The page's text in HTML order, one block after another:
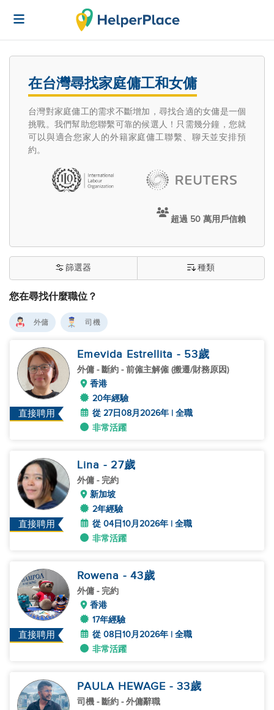
在台灣尋找家庭傭工和女傭
台灣對家庭傭工的需求不斷增加，尋找合適的女傭是一個
挑戰。我們幫助您聯繫可靠的候選人！只需幾分鐘，您就
可以與適合您家人的外籍家庭傭工聯繫、聊天並安排預
約。
超過 50 萬用戶信賴
您在尋找什麼職位？
篩選器 種類
外傭 司機
直接聘用
Emevida Estrellita - 53歲
外傭 - 斷約 - 前僱主解僱 (搬遷/財務原因)
香港
20年經驗
從 27日08月2026年 | 全職
非常活躍
直接聘用
Lina - 27歲
外傭 - 完約
新加坡
2年經驗
從 04日10月2026年 | 全職
非常活躍
直接聘用
Rowena - 43歲
外傭 - 完約
香港
17年經驗
從 08日10月2026年 | 全職
非常活躍
PAULA HEWAGE - 33歲
司機 - 斷約 - 外傭辭職